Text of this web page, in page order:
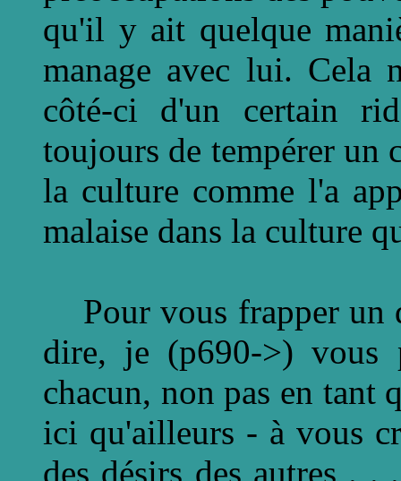
qu'il y ait quelque
manage avec lui. Cela
côté-ci d'un certain
toujours de tempérer un
la culture comme l'a
malaise dans la culture
Pour vous frapper un
dire, je (p690->) vous
chacun, non pas en tant
ici qu'ailleurs - à vous
des désirs des autres .